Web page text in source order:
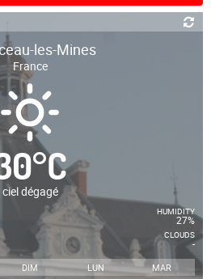
les-Mines
France
°C
ciel dégagé
HUMIDITY
27%
CLOUDS
-
DIM LUN MAR